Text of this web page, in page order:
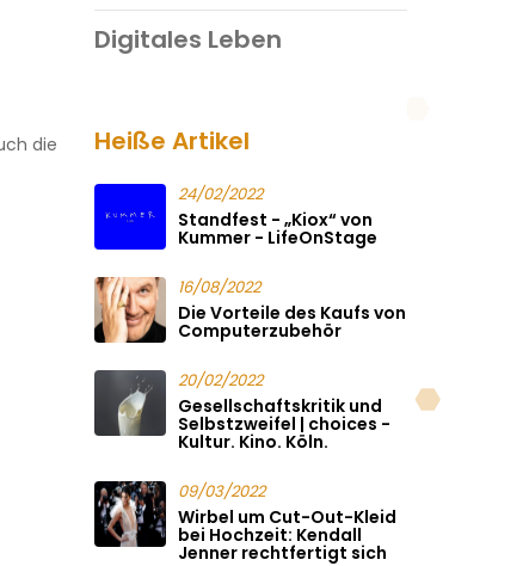
die
Digitales Leben
Heiße Artikel
24/02/2022
Standfest - „Kiox“ von
Kummer - LifeOnStage
16/08/2022
Die Vorteile des Kaufs von
Computerzubehör
20/02/2022
Gesellschaftskritik und
Selbstzweifel | choices -
Kultur. Kino. Köln.
09/03/2022
Wirbel um Cut-Out-Kleid
bei Hochzeit: Kendall
Jenner rechtfertigt sich